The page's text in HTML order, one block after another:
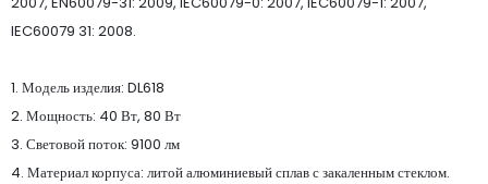
IEC60079 31: 2008.
1. Модель изделия: DL618
2. Мощность: 40 Вт, 80 Вт
3. Световой поток: 9100 лм
4. Материал корпуса: литой алюминиевый сплав с закаленным стеклом.